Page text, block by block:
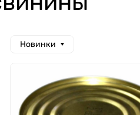
Новинки